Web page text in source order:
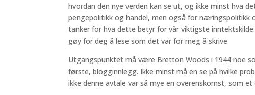
hvordan den nye verden kan se ut, og ikke minst hva
pengepolitikk og handel, men også for næringspolitikk
tanker for hva dette betyr for vår viktigste
gøy for deg å lese som det var for meg å skrive.
Utgangspunktet må være Bretton Woods i 1944 noe
første, blogginnlegg. Ikke minst må en se på hvilke
ikke denne avtale var så mye en overenskomst, som